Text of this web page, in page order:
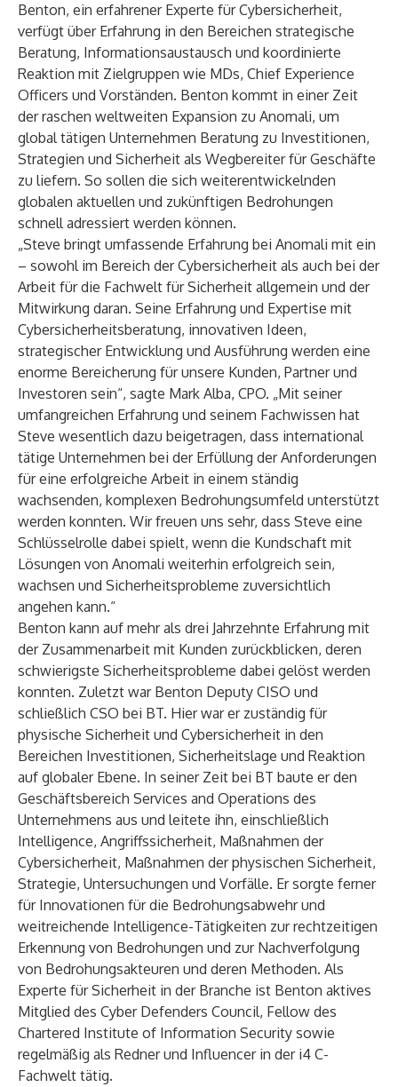
Benton, ein erfahrener Experte für Cybersicherheit,
verfügt über Erfahrung in den Bereichen strategische
Beratung, Informationsaustausch und koordinierte
Reaktion mit Zielgruppen wie MDs, Chief Experience
Officers und Vorständen. Benton kommt in einer Zeit
der raschen weltweiten Expansion zu Anomali, um
global tätigen Unternehmen Beratung zu Investitionen,
Strategien und Sicherheit als Wegbereiter für Geschäfte
zu liefern. So sollen die sich weiterentwickelnden
globalen aktuellen und zukünftigen Bedrohungen
schnell adressiert werden können.
„Steve bringt umfassende Erfahrung bei Anomali mit ein
– sowohl im Bereich der Cybersicherheit als auch bei der
Arbeit für die Fachwelt für Sicherheit allgemein und der
Mitwirkung daran. Seine Erfahrung und Expertise mit
Cybersicherheitsberatung, innovativen Ideen,
strategischer Entwicklung und Ausführung werden eine
enorme Bereicherung für unsere Kunden, Partner und
Investoren sein“, sagte Mark Alba, CPO. „Mit seiner
umfangreichen Erfahrung und seinem Fachwissen hat
Steve wesentlich dazu beigetragen, dass international
tätige Unternehmen bei der Erfüllung der Anforderungen
für eine erfolgreiche Arbeit in einem ständig
wachsenden, komplexen Bedrohungsumfeld unterstützt
werden konnten. Wir freuen uns sehr, dass Steve eine
Schlüsselrolle dabei spielt, wenn die Kundschaft mit
Lösungen von Anomali weiterhin erfolgreich sein,
wachsen und Sicherheitsprobleme zuversichtlich
angehen kann.“
Benton kann auf mehr als drei Jahrzehnte Erfahrung mit
der Zusammenarbeit mit Kunden zurückblicken, deren
schwierigste Sicherheitsprobleme dabei gelöst werden
konnten. Zuletzt war Benton Deputy CISO und
schließlich CSO bei BT. Hier war er zuständig für
physische Sicherheit und Cybersicherheit in den
Bereichen Investitionen, Sicherheitslage und Reaktion
auf globaler Ebene. In seiner Zeit bei BT baute er den
Geschäftsbereich Services and Operations des
Unternehmens aus und leitete ihn, einschließlich
Intelligence, Angriffssicherheit, Maßnahmen der
Cybersicherheit, Maßnahmen der physischen Sicherheit,
Strategie, Untersuchungen und Vorfälle. Er sorgte ferner
für Innovationen für die Bedrohungsabwehr und
weitreichende Intelligence-Tätigkeiten zur rechtzeitigen
Erkennung von Bedrohungen und zur Nachverfolgung
von Bedrohungsakteuren und deren Methoden. Als
Experte für Sicherheit in der Branche ist Benton aktives
Mitglied des Cyber Defenders Council, Fellow des
Chartered Institute of Information Security sowie
regelmäßig als Redner und Influencer in der i4 C-
Fachwelt tätig.